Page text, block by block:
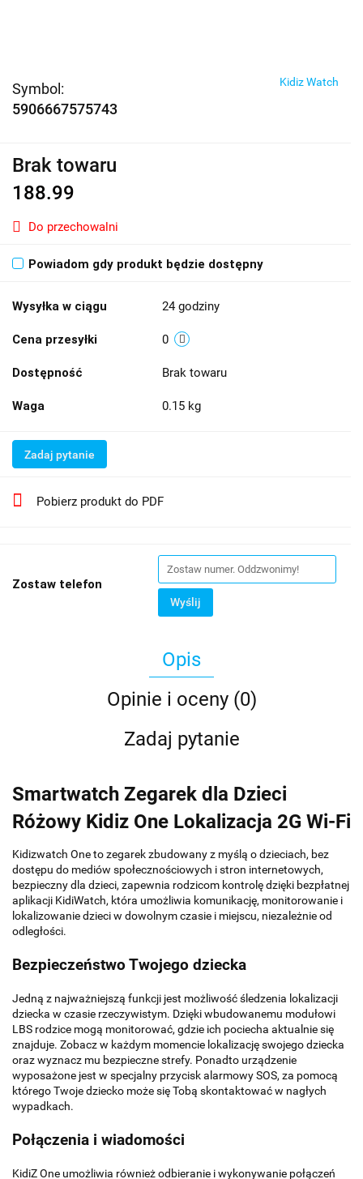
Symbol:
5906667575743
Kidiz Watch
Brak towaru
188.99
Do przechowalni
Powiadom gdy produkt będzie dostępny
Wysyłka w ciągu 24 godziny
Cena przesyłki 0
Dostępność Brak towaru
Waga 0.15 kg
Zadaj pytanie
Pobierz produkt do PDF
Zostaw telefon
Wyślij
Opis
Opinie i oceny (0)
Zadaj pytanie
Smartwatch Zegarek dla Dzieci
Różowy Kidiz One Lokalizacja 2G Wi-Fi
Kidizwatch One to zegarek zbudowany z myślą o dzieciach, bez
dostępu do mediów społecznościowych i stron internetowych,
bezpieczny dla dzieci, zapewnia rodzicom kontrolę dzięki bezpłatnej
aplikacji KidiWatch, która umożliwia komunikację, monitorowanie i
lokalizowanie dzieci w dowolnym czasie i miejscu, niezależnie od
odległości.
Bezpieczeństwo Twojego dziecka
Jedną z najważniejszą funkcji jest możliwość śledzenia lokalizacji
dziecka w czasie rzeczywistym. Dzięki wbudowanemu modułowi
LBS rodzice mogą monitorować, gdzie ich pociecha aktualnie się
znajduje. Zobacz w każdym momencie lokalizację swojego dziecka
oraz wyznacz mu bezpieczne strefy. Ponadto urządzenie
wyposażone jest w specjalny przycisk alarmowy SOS, za pomocą
którego Twoje dziecko może się Tobą skontaktować w nagłych
wypadkach.
Połączenia i wiadomości
KidiZ One umożliwia również odbieranie i wykonywanie połączeń